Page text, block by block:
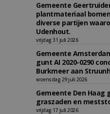
Gemeente
plantmateriaal
diverse partijen
Udenhout.
vrijdag 31 juli 2026
Gemeente
gunt AI 2020-0290
Burkmeer aan
woensdag 29 juli 2026
Gemeente Den Haag
graszaden en
vrijdag 17 juli 2026